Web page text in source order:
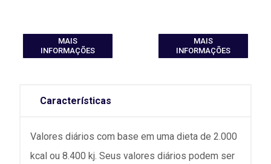
MAIS
INFORMAÇÕES
MAIS
INFORMAÇÕES
Características
Valores diários com base em uma dieta de 2.000
kcal ou 8.400 kj. Seus valores diários podem ser